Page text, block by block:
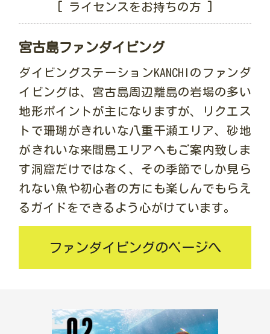
[ ライセンスをお持ちの方 ]
宮古島ファンダイビング
ダイビングステーションKANCHIのファンダ
イビングは、宮古島周辺離島の岩場の多い
地形ポイントが主になりますが、リクエス
トで珊瑚がきれいな八重干瀬エリア、砂地
がきれいな来間島エリアへもご案内致しま
す洞窟だけではなく、その季節でしか見ら
れない魚や初心者の方にも楽しんでもらえ
るガイドをできるよう心がけています。
ファンダイビングのページへ